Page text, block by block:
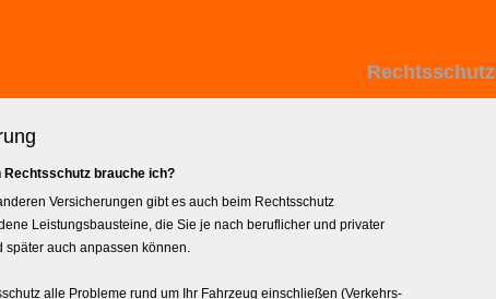
Rechtsschutz
Rechtsschutz brauche ich?
Versicherungen gibt es auch beim Rechtsschutz
Leistungsbausteine, die Sie je nach beruflicher und privater
später auch anpassen können.
alle Probleme rund um Ihr Fahrzeug einschließen (Verkehrs-